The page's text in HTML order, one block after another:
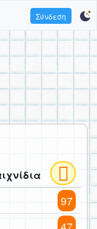
Σύνδεση
97